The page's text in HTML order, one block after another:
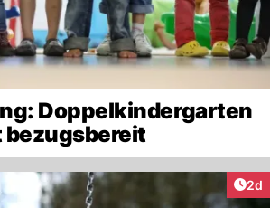
Doppelkindergarten
bezugsbereit
2d